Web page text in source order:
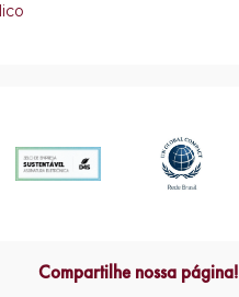
Compartilhe nossa página!